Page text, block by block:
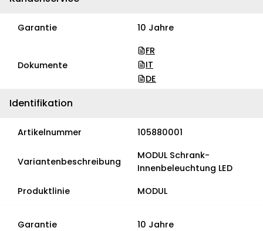
Garantie 10 Jahre
Dokumente
FR
IT
DE
Identifikation
Artikelnummer 105880001
Variantenbeschreibung
MODUL Schrank-
Innenbeleuchtung LED
Produktlinie
MODUL
Garantie 10 Jahre